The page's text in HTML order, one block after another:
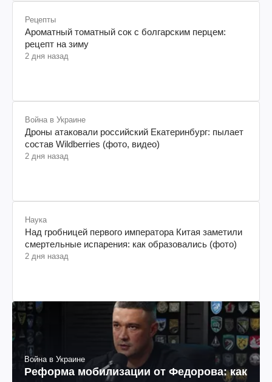
Рецепты
Ароматный томатный сок с болгарским перцем:
рецепт на зиму
2 дня назад
Война в Украине
Дроны атаковали российский Екатеринбург: пылает
состав Wildberries (фото, видео)
2 дня назад
Наука
Над гробницей первого императора Китая заметили
смертельные испарения: как образовались (фото)
2 дня назад
Война в Украине
Реформа мобилизации от Федорова: как